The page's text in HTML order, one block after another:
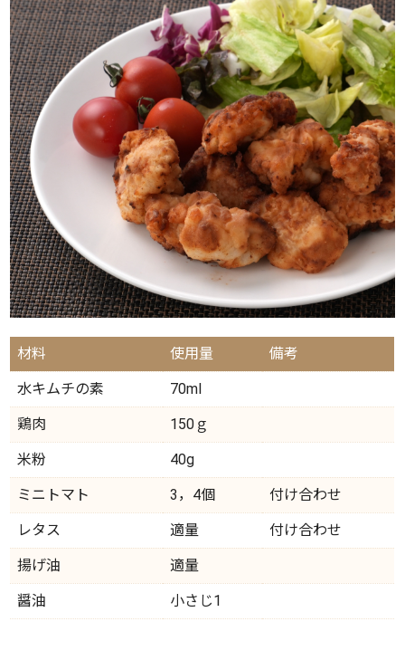
材料 使用量 備考
水キムチの素 70ml
鶏肉 150ｇ
米粉 40g
ミニトマト 3，4個 付け合わせ
レタス 適量 付け合わせ
揚げ油 適量
醤油 小さじ1